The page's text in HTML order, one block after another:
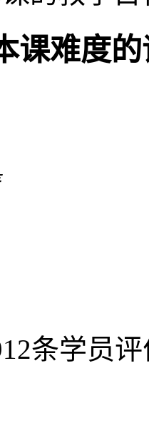
课难度
条学员